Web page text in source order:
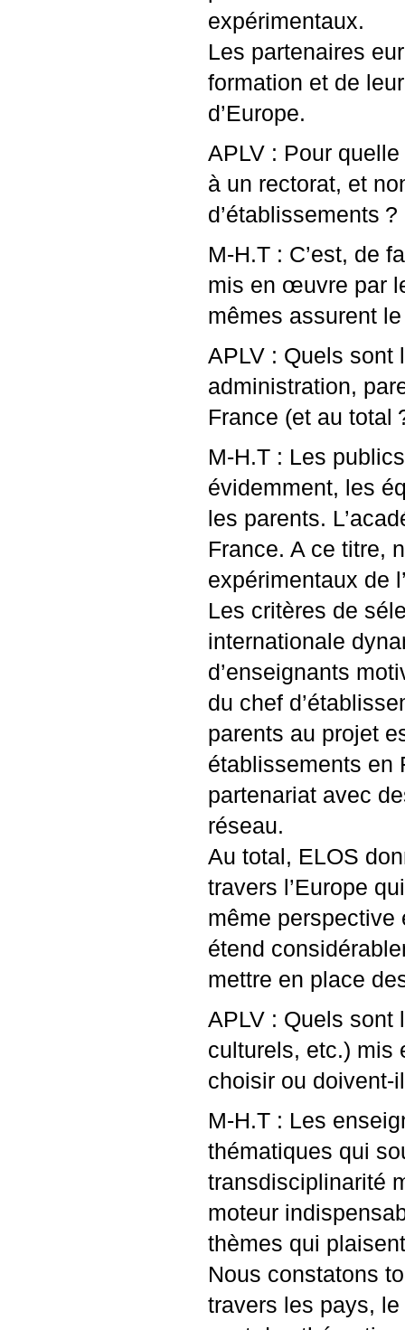
expérimentaux.
Les partenaires
formation et de
d’Europe.
APLV : Pour
à un rectorat, et
d’établissements ?
M-H.T : C’est, de
mis en œuvre par
mêmes assurent
APLV : Quels sont
administration,
France (et au total
M-H.T : Les
évidemment, les
les parents.
France. A ce titre,
expérimentaux de
Les critères de
internationale
d’enseignants
du chef
parents au projet
établissements en
partenariat avec
réseau.
Au total, ELOS
travers l’Europe
même perspective
étend
mettre en place
APLV : Quels sont
culturels, etc.) mis
choisir ou doivent-
M-H.T : Les
thématiques qui
transdisciplinarité
moteur
thèmes qui
Nous constatons
travers les pays,